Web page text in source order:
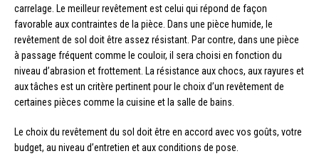
carrelage. Le meilleur revêtement est celui qui répond de façon
favorable aux contraintes de la pièce. Dans une pièce humide, le
revêtement de sol doit être assez résistant. Par contre, dans une pièce
à passage fréquent comme le couloir, il sera choisi en fonction du
niveau d’abrasion et frottement. La résistance aux chocs, aux rayures et
aux tâches est un critère pertinent pour le choix d’un revêtement de
certaines pièces comme la cuisine et la salle de bains.
Le choix du revêtement du sol doit être en accord avec vos goûts, votre
budget, au niveau d’entretien et aux conditions de pose.